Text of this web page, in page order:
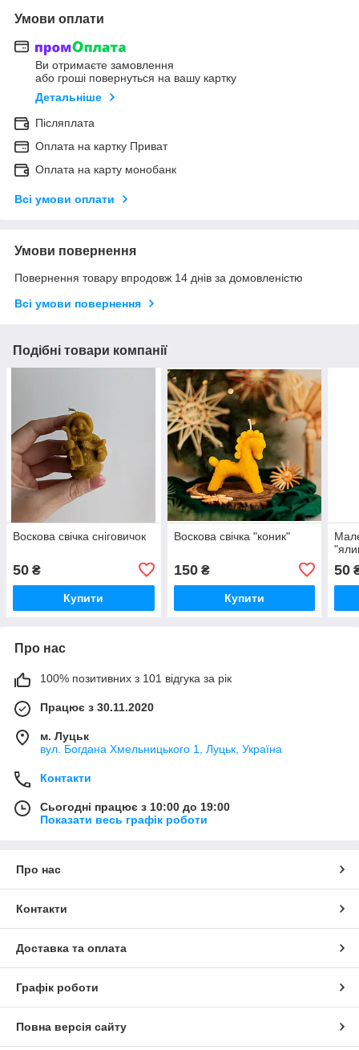
Умови оплати
Ви отримаєте замовлення
або гроші повернуться на вашу картку
Детальніше
Післяплата
Оплата на картку Приват
Оплата на карту монобанк
Всі умови оплати
Умови повернення
Повернення товару впродовж 14 днів за домовленістю
Всі умови повернення
Подібні товари компанії
Воскова свічка сніговичок
50 ₴
Купити
Воскова свічка "коник"
150₴
Купити
50
Про нас
100% позитивних з 101 відгука за рік
Працює з 30.11.2020
м. Луцьк
вул. Богдана Хмельницького 1, Луцьк, Україна
Контакти
Сьогодні працює з 10:00 до 19:00
Показати весь графік роботи
Про нас
Контакти
Доставка та оплата
Графік роботи
Повна версія сайту